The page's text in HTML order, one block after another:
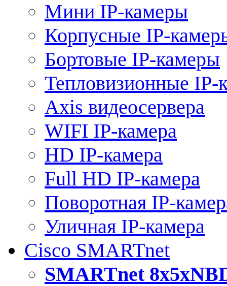
Мини IP-камеры
Корпусные IP-
Бортовые IP-камеры
Тепловизионные IP-
Axis видеосервера
WIFI IP-камера
HD IP-камера
Full HD IP-камера
Поворотная IP-
Уличная IP-камера
Cisco SMARTnet
SMARTnet